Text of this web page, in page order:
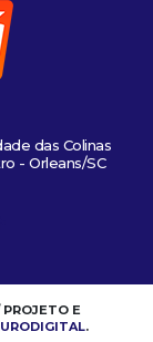
das Colinas
- Orleans/SC
E
.